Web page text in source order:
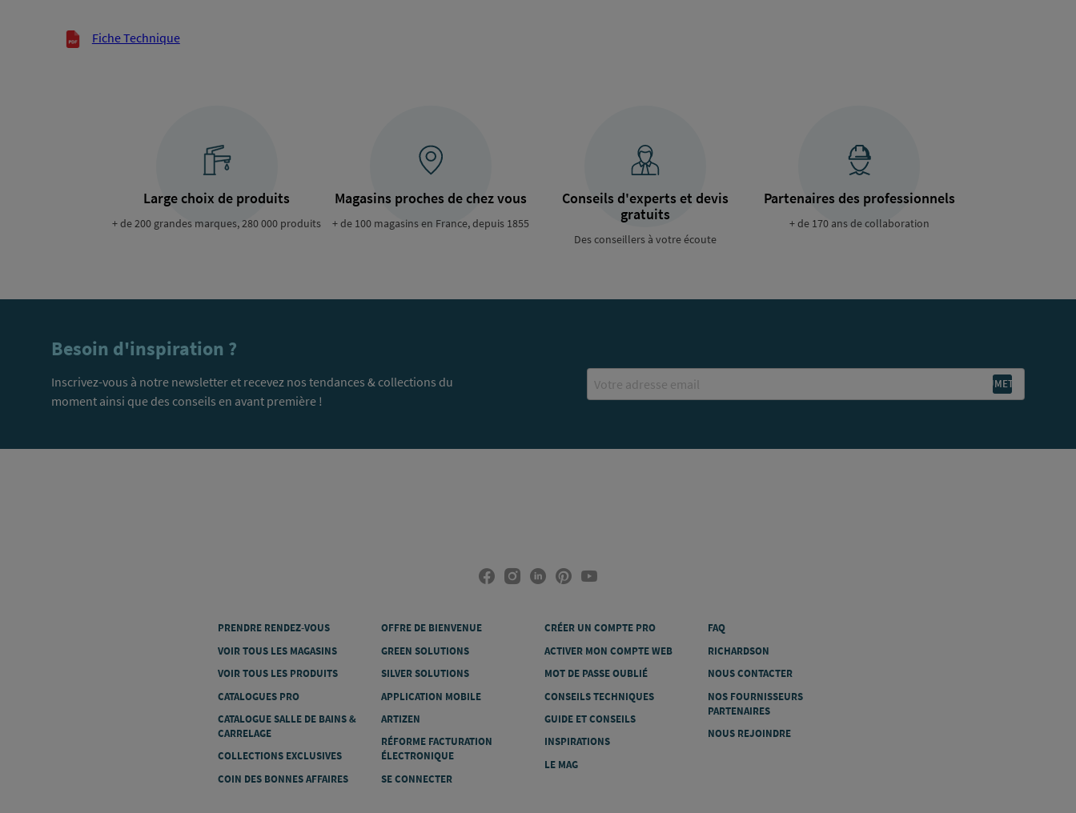
Documents techniques
Fiche Technique
Large choix de produits
+ de 200 grandes marques, 280 000 produits
Magasins proches de chez vous
+ de 100 magasins en France, depuis 1855
Conseils d'experts et devis
gratuits
Des conseillers à votre écoute
Partenaires des professionnels
+ de 170 ans de collaboration
Besoin d'inspiration ?
Inscrivez-vous à notre newsletter et recevez nos tendances & collections du
moment ainsi que des conseils en avant première !
PRENDRE RENDEZ-VOUS
VOIR TOUS LES MAGASINS
VOIR TOUS LES PRODUITS
CATALOGUES PRO
CATALOGUE SALLE DE BAINS &
CARRELAGE
COLLECTIONS EXCLUSIVES
COIN DES BONNES AFFAIRES
OFFRE DE BIENVENUE
GREEN SOLUTIONS
SILVER SOLUTIONS
APPLICATION MOBILE
ARTIZEN
RÉFORME FACTURATION
ÉLECTRONIQUE
SE CONNECTER
CRÉER UN COMPTE PRO
ACTIVER MON COMPTE WEB
MOT DE PASSE OUBLIÉ
CONSEILS TECHNIQUES
GUIDE ET CONSEILS
INSPIRATIONS
LE MAG
FAQ
RICHARDSON
NOUS CONTACTER
NOS FOURNISSEURS
PARTENAIRES
NOUS REJOINDRE